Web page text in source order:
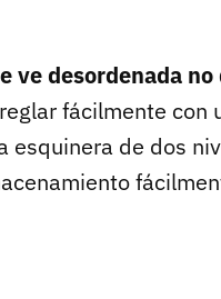
ve desordenada no
fácilmente con
esquinera de dos